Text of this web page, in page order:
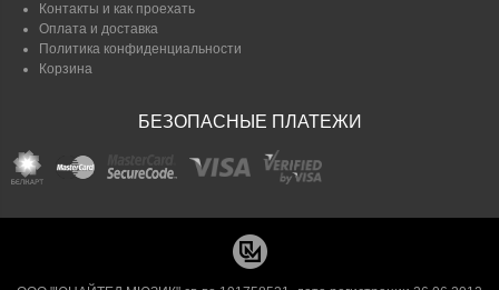
Контакты и как проехать
Оплата и доставка
Политика конфиденциальности
Корзина
БЕЗОПАСНЫЕ ПЛАТЕЖИ